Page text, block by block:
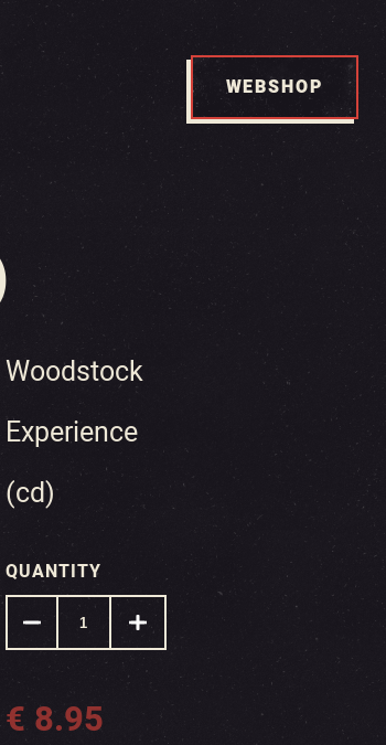
WEBSHOP
Woodstock
Experience
(cd)
QUANTITY
€ 8.95